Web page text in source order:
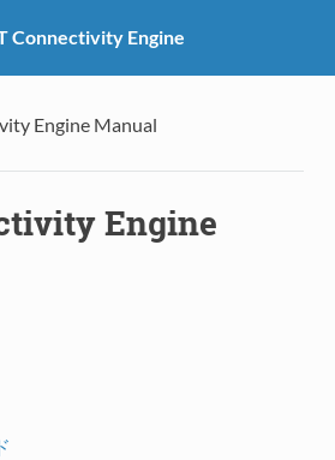
Connectivity Engine
Engine Manual
Engine